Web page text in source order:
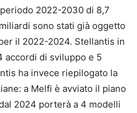
2022-2030 di 8,7
sono stati già oggetto
il 2022-2024. Stellantis in
accordi di sviluppo e 5
ha invece riepilogato la
a Melfi è avviato il piano
2024 porterà a 4 modelli